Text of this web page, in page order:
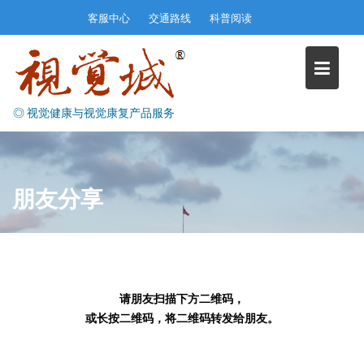
content
客服中心 交通路线 科普阅读
◎ 视觉健康与视觉康复产品服务
朋友分享
请朋友扫描下方二维码，
或长按二维码，将二维码转发给朋友。